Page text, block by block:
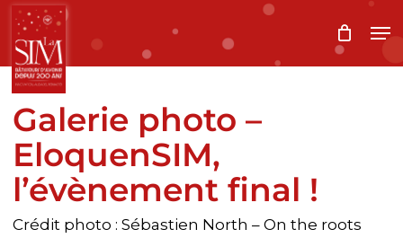
Skip
main
content
Galerie photo –
EloquenSIM,
l’évènement final !
Crédit photo : Sébastien North – On the roots